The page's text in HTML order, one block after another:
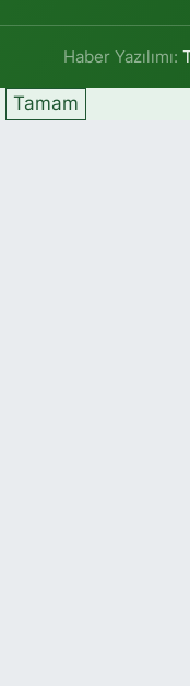
Haber Yazılımı:
Tamam